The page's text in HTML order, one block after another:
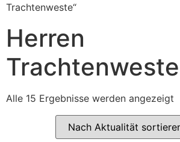
Trachtenweste“
Herren
Trachtenweste
Alle 15 Ergebnisse werden angezeigt